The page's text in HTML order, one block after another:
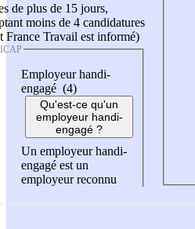
de plus de 15 jours,
moins de 4 candidatures
France Travail est informé)
Employeur handi-
engagé (4)
Qu'est-ce qu'un
employeur handi-
engagé ?
Un employeur handi-
engagé est un
employeur reconnu